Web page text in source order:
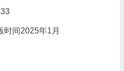
间2025年1月